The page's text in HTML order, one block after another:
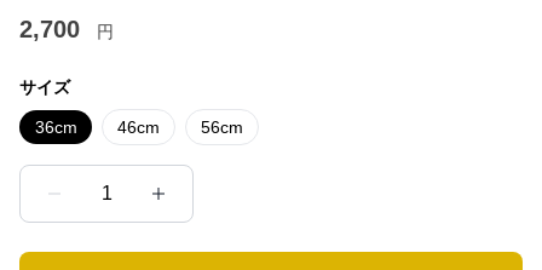
2,700 円
サイズ
36cm 46cm 56cm
1